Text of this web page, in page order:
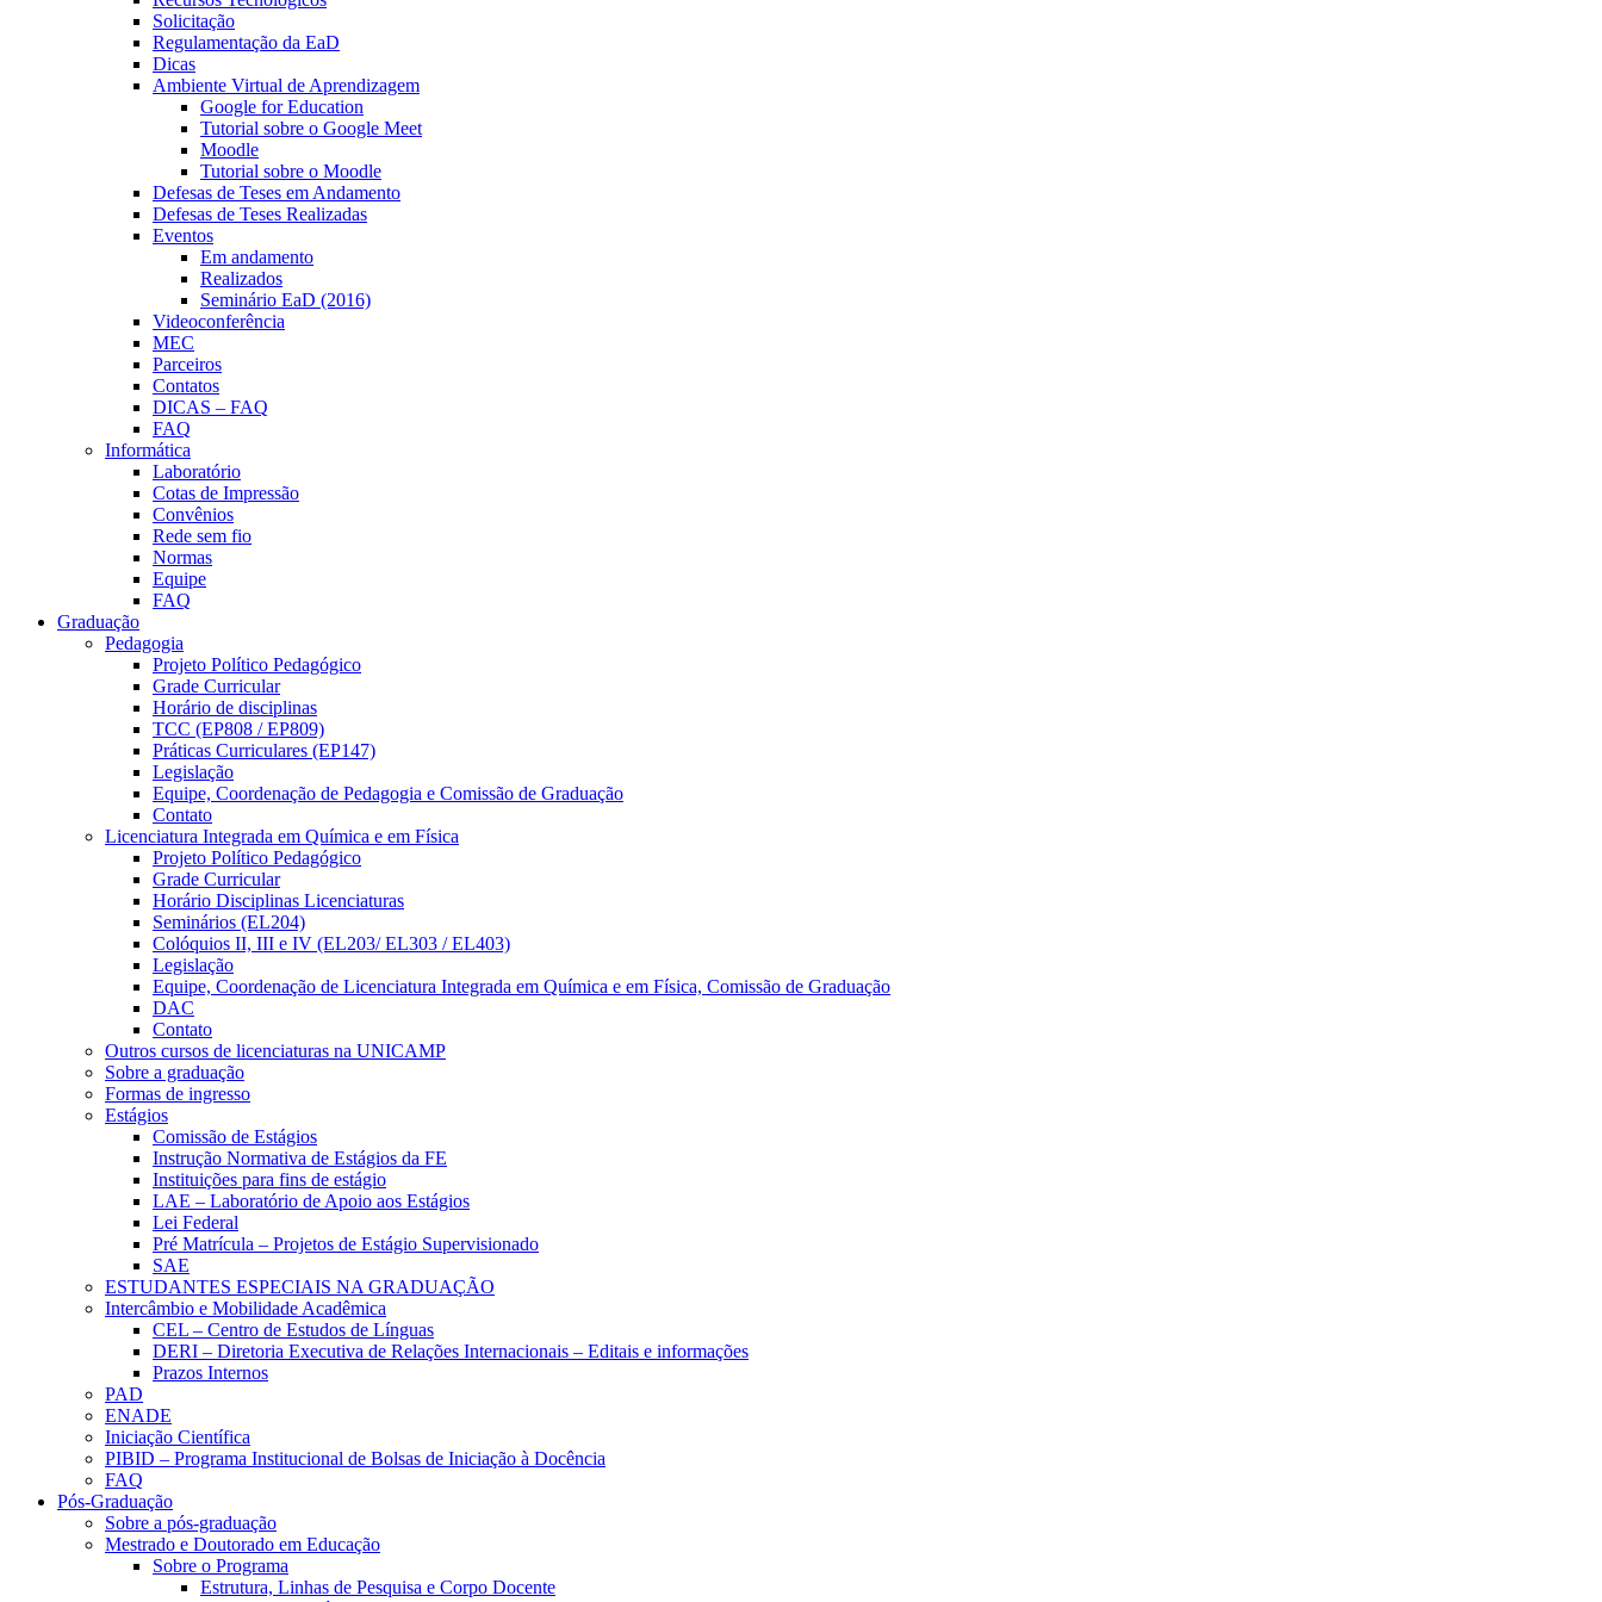
Solicitação
Regulamentação da EaD
Dicas
Ambiente Virtual de Aprendizagem
Google for Education
Tutorial sobre o Google Meet
Moodle
Tutorial sobre o Moodle
Defesas de Teses em Andamento
Defesas de Teses Realizadas
Eventos
Em andamento
Realizados
Seminário EaD (2016)
Videoconferência
MEC
Parceiros
Contatos
DICAS – FAQ
FAQ
Informática
Laboratório
Cotas de Impressão
Convênios
Rede sem fio
Normas
Equipe
FAQ
Graduação
Pedagogia
Projeto Político Pedagógico
Grade Curricular
Horário de disciplinas
TCC (EP808 / EP809)
Práticas Curriculares (EP147)
Legislação
Equipe, Coordenação de Pedagogia e Comissão de Graduação
Contato
Licenciatura Integrada em Química e em Física
Projeto Político Pedagógico
Grade Curricular
Horário Disciplinas Licenciaturas
Seminários (EL204)
Colóquios II, III e IV (EL203/ EL303 / EL403)
Legislação
Equipe, Coordenação de Licenciatura Integrada em Química e em Física, Comissão de Graduação
DAC
Contato
Outros cursos de licenciaturas na UNICAMP
Sobre a graduação
Formas de ingresso
Estágios
Comissão de Estágios
Instrução Normativa de Estágios da FE
Instituições para fins de estágio
LAE – Laboratório de Apoio aos Estágios
Lei Federal
Pré Matrícula – Projetos de Estágio Supervisionado
SAE
ESTUDANTES ESPECIAIS NA GRADUAÇÃO
Intercâmbio e Mobilidade Acadêmica
CEL – Centro de Estudos de Línguas
DERI – Diretoria Executiva de Relações Internacionais – Editais e informações
Prazos Internos
PAD
ENADE
Iniciação Científica
PIBID – Programa Institucional de Bolsas de Iniciação à Docência
FAQ
Pós-Graduação
Sobre a pós-graduação
Mestrado e Doutorado em Educação
Sobre o Programa
Estrutura, Linhas de Pesquisa e Corpo Docente